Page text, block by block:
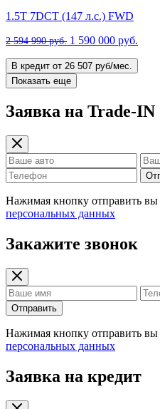
1.5T 7DCT (147 л.с.) FWD
2 594 990 руб. 1 590 000 руб.
В кредит от 26 507 руб/мес.
Показать еще
Заявка на Trade-IN
Нажимая кнопку отправить вы
персональных данных
Закажите звонок
Отправить
Нажимая кнопку отправить вы
персональных данных
Заявка на кредит